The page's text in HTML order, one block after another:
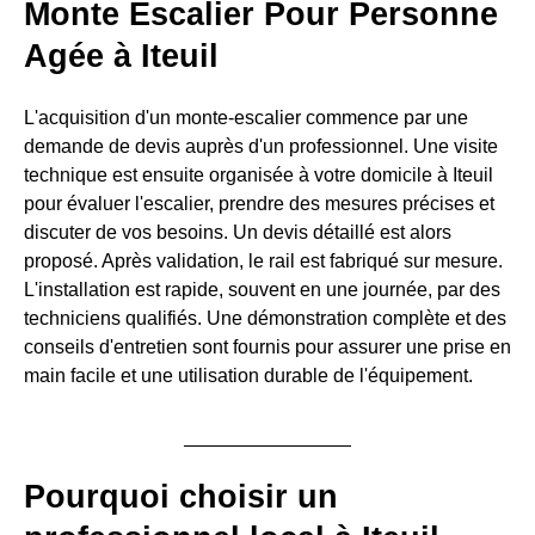
Monte Escalier Pour Personne
Agée à Iteuil
L'acquisition d'un monte-escalier commence par une
demande de devis auprès d'un professionnel. Une visite
technique est ensuite organisée à votre domicile à Iteuil
pour évaluer l'escalier, prendre des mesures précises et
discuter de vos besoins. Un devis détaillé est alors
proposé. Après validation, le rail est fabriqué sur mesure.
L'installation est rapide, souvent en une journée, par des
techniciens qualifiés. Une démonstration complète et des
conseils d'entretien sont fournis pour assurer une prise en
main facile et une utilisation durable de l'équipement.
Pourquoi choisir un